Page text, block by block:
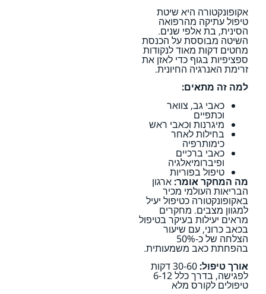
אקופונקטורה היא שיטת
טיפול עתיקה מהרפואה
הסינית, בת אלפי שנים.
השיטה מבוססת על הכנסת
מחטים דקות מאוד לנקודות
ספציפיות בגוף כדי לאזן את
זרימת האנרגיה החיונית.
למה זה מתאים:
כאבי גב, צוואר
וכתפיים
מיגרנות וכאבי ראש
בחילות לאחר
כימותרפיה
כאבי ברכיים
ופיברומיאלגיה
טיפול בפוריות
מה המחקר אומר:ארגון
הבריאות העולמי מכיר
באקופונקטורה כטיפול יעיל
למגוון מצבים. מחקרים
מראים יעילות בעיקר בטיפול
בכאב כרוני, עם שיעור
הצלחה של כ-50%
בהפחתת כאב משמעותית.
אורך טיפול:
30-60 דקות
לפגישה, בדרך כלל 6-12
טיפולים לקורס מלא